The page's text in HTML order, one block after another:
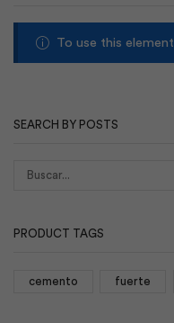
To use this
SEARCH BY POSTS
PRODUCT TAGS
cemento fuerte